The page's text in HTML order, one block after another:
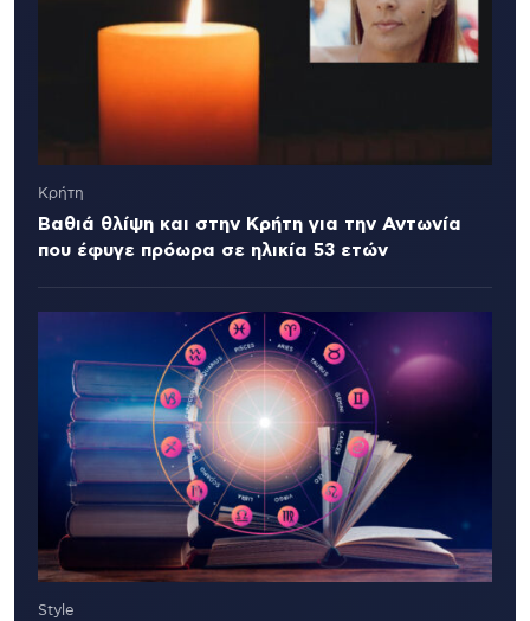
Κρήτη
Βαθιά θλίψη και στην Κρήτη για την Αντωνία
που έφυγε πρόωρα σε ηλικία 53 ετών
Style